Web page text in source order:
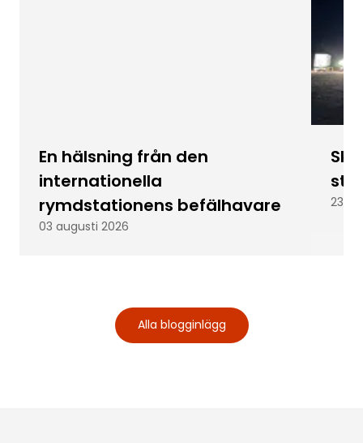
En hälsning från den
internationella
rymdstationens befälhavare
03 augusti 2026
23
Alla blogginlägg